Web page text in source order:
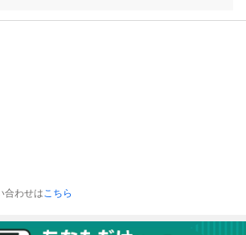
合わせはこちら